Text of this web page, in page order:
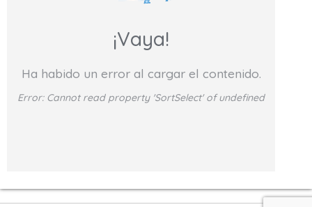
¡Vaya!
Ha habido un error al cargar el contenido.
Error: Cannot read property 'SortSelect' of undefined